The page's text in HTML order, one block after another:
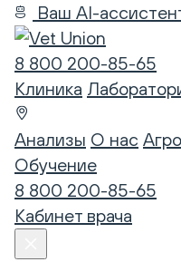
Ваш AI-
8 800 200-85-65
Клиника
Анализы О нас
Обучение
8 800 200-85-65
Кабинет врача